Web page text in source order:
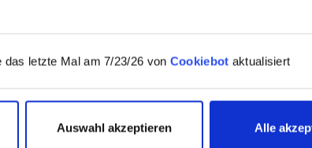
letzte Mal am 7/23/26 von Cookiebot aktualisiert
Auswahl akzeptieren Alle